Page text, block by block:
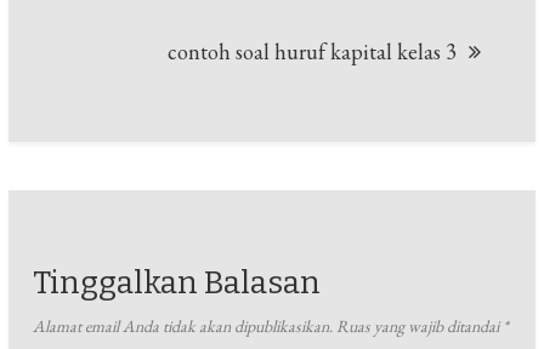
contoh soal huruf kapital kelas 3
Tinggalkan Balasan
Alamat email Anda tidak akan dipublikasikan. Ruas yang wajib ditandai *